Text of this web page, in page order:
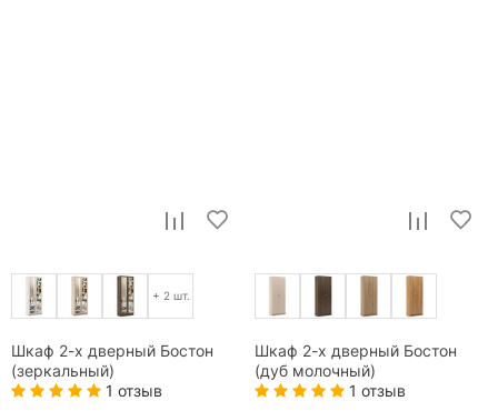
+ 2 шт.
Шкаф 2-х дверный Бостон
(зеркальный)
1 отзыв
Шкаф 2-х дверный Бостон
(дуб молочный)
1 отзыв